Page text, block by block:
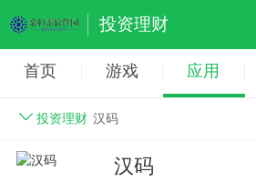
投资理财
首页 游戏 应用
投资理财 汉码
汉码